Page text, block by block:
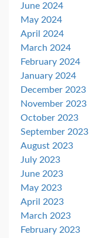
June 2024
May 2024
April 2024
March 2024
February 2024
January 2024
December 2023
November 2023
October 2023
September 2023
August 2023
July 2023
June 2023
May 2023
April 2023
March 2023
February 2023